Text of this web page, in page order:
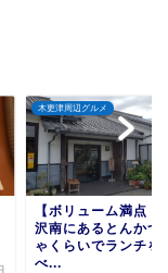
木更津周辺グルメ
からあげとやきとり
弁当のお店 鶏若丸
更津市 永井作）